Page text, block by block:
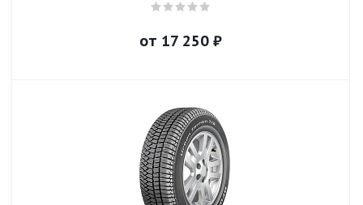
от 17 250 ₽